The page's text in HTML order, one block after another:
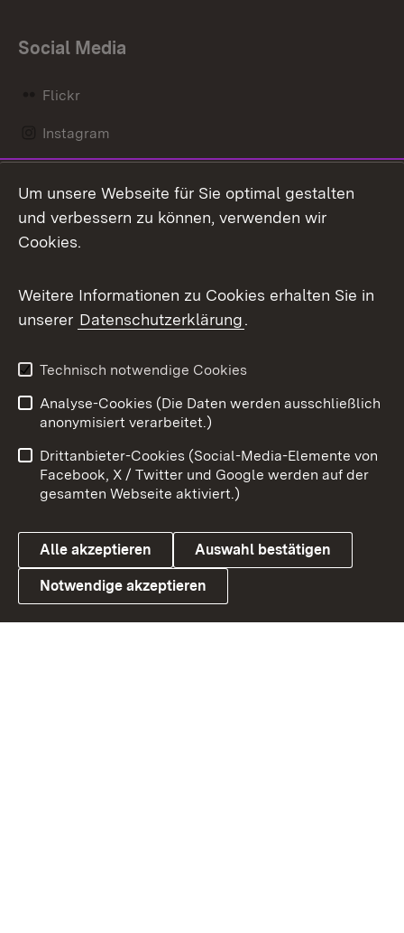
Social Media
Flickr
Instagram
Mastodon
Messenger
Social Wall
X / Twitter
Youtube
Link zum Landesportal
Benutzungshinweise
Barrierefreiheit
Datenschutz
Cookies
Um unsere Webseite für Sie optimal gestalten
und verbessern zu können, verwenden wir
Cookies.
Weitere Informationen zu Cookies erhalten Sie in
unserer Datenschutzerklärung.
Technisch notwendige Cookies
Analyse-Cookies (Die Daten werden ausschließlich
anonymisiert verarbeitet.)
Drittanbieter-Cookies (Social-Media-Elemente von
Facebook, X / Twitter und Google werden auf der
gesamten Webseite aktiviert.)
Alle akzeptieren Auswahl bestätigen
Notwendige akzeptieren